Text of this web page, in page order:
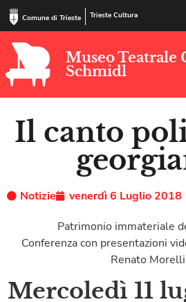
Comune di Trieste Trieste Cultura
Museo Teatrale
Schmidl
Il canto
Notizie
venerdì 6 Luglio 2018
Patrimonio immateriale
Conferenza con presentazioni
Renato Morelli
Mercoledì 11